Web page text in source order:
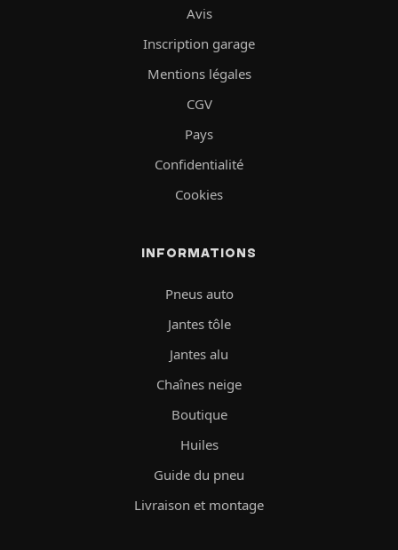
Avis
Inscription garage
Mentions légales
CGV
Pays
Confidentialité
Cookies
INFORMATIONS
Pneus auto
Jantes tôle
Jantes alu
Chaînes neige
Boutique
Huiles
Guide du pneu
Livraison et montage